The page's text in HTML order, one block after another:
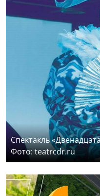
Спектакль
Фото: teatrcdr.ru